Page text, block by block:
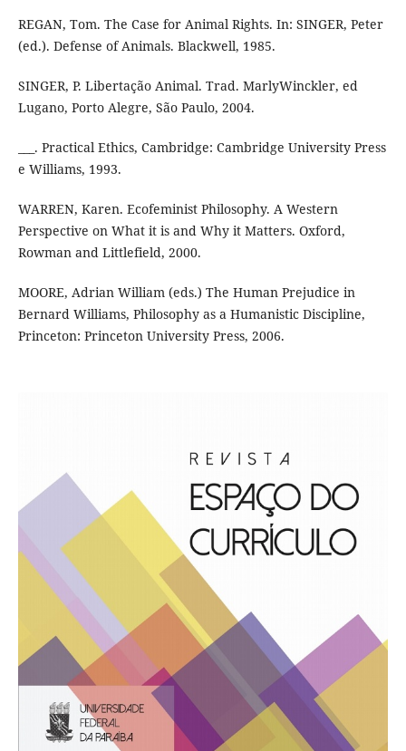
REGAN, Tom. The Case for Animal Rights. In: SINGER, Peter
(ed.). Defense of Animals. Blackwell, 1985.
SINGER, P. Libertação Animal. Trad. MarlyWinckler, ed
Lugano, Porto Alegre, São Paulo, 2004.
___. Practical Ethics, Cambridge: Cambridge University Press
e Williams, 1993.
WARREN, Karen. Ecofeminist Philosophy. A Western
Perspective on What it is and Why it Matters. Oxford,
Rowman and Littlefield, 2000.
MOORE, Adrian William (eds.) The Human Prejudice in
Bernard Williams, Philosophy as a Humanistic Discipline,
Princeton: Princeton University Press, 2006.